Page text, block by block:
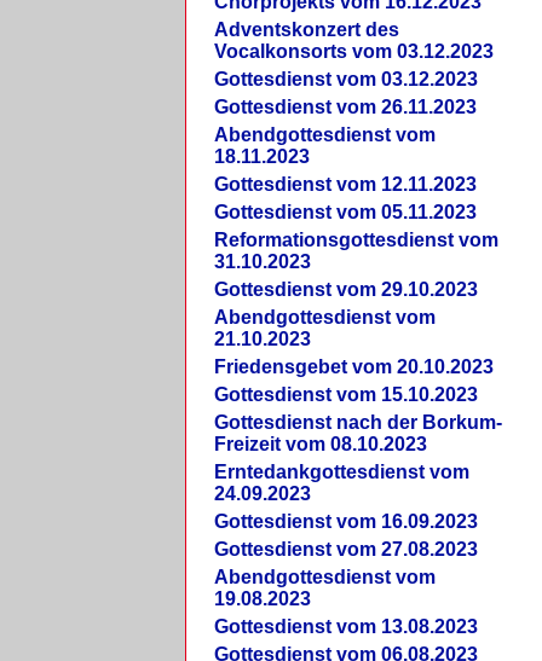
Adventskonzert des
Vocalkonsorts vom 03.12.2023
Gottesdienst vom 03.12.2023
Gottesdienst vom 26.11.2023
Abendgottesdienst vom
18.11.2023
Gottesdienst vom 12.11.2023
Gottesdienst vom 05.11.2023
Reformationsgottesdienst vom
31.10.2023
Gottesdienst vom 29.10.2023
Abendgottesdienst vom
21.10.2023
Friedensgebet vom 20.10.2023
Gottesdienst vom 15.10.2023
Gottesdienst nach der Borkum-
Freizeit vom 08.10.2023
Erntedankgottesdienst vom
24.09.2023
Gottesdienst vom 16.09.2023
Gottesdienst vom 27.08.2023
Abendgottesdienst vom
19.08.2023
Gottesdienst vom 13.08.2023
Gottesdienst vom 06.08.2023